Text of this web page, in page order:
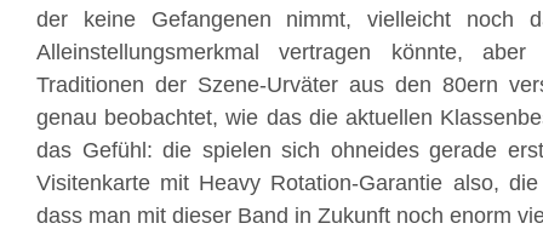
der keine Gefangenen nimmt, vielleicht noch
Alleinstellungsmerkmal vertragen könnte,
Traditionen der Szene-Urväter aus den 80ern
genau beobachtet, wie das die aktuellen
das Gefühl: die spielen sich ohneides gerade
Visitenkarte mit Heavy Rotation-Garantie also,
dass man mit dieser Band in Zukunft noch enorm